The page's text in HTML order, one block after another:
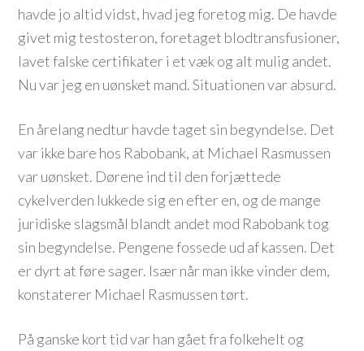
havde jo altid vidst, hvad jeg foretog mig. De havde
givet mig testosteron, foretaget blodtransfusioner,
lavet falske certifikater i et væk og alt mulig andet.
Nu var jeg en uønsket mand. Situationen var absurd.
En årelang nedtur havde taget sin begyndelse. Det
var ikke bare hos Rabobank, at Michael Rasmussen
var uønsket. Dørene ind til den forjættede
cykelverden lukkede sig en efter en, og de mange
juridiske slagsmål blandt andet mod Rabobank tog
sin begyndelse. Pengene fossede ud af kassen. Det
er dyrt at føre sager. Især når man ikke vinder dem,
konstaterer Michael Rasmussen tørt.
På ganske kort tid var han gået fra folkehelt og